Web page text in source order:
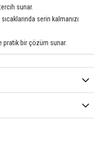
sunar.
serin kalmanızı
pratik bir çözüm sunar.